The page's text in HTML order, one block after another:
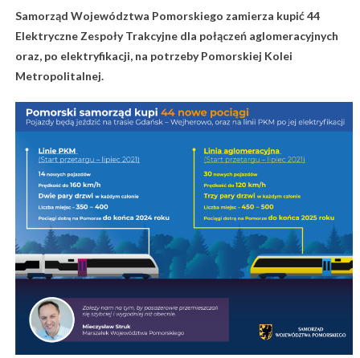
Samorząd Województwa Pomorskiego zamierza kupić 44
Elektryczne Zespoły Trakcyjne dla połączeń aglomeracyjnych
oraz, po elektryfikacji, na potrzeby Pomorskiej Kolei
Metropolitalnej.